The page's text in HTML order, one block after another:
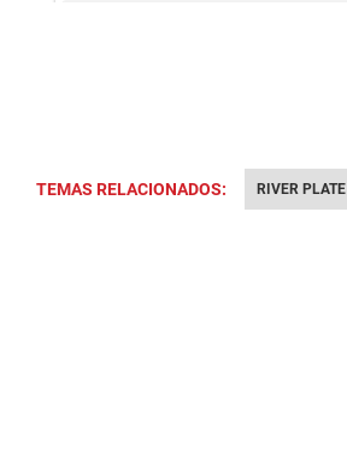
TEMAS RELACIONADOS: RIVER PLATE